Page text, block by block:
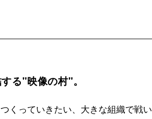
る"映像の村"。
くっていきたい、大きな組織で戦い